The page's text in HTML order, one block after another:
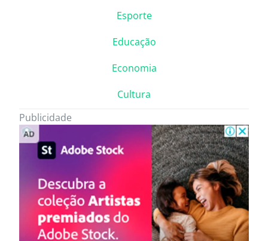
Esporte
Educação
Economia
Cultura
Publicidade